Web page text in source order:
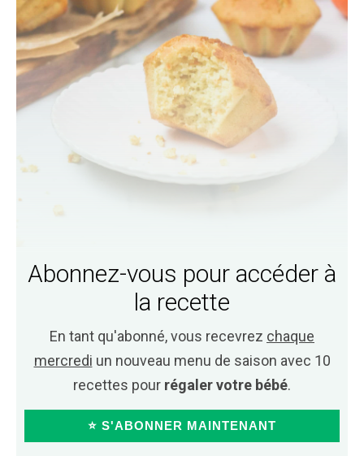
Abonnez-vous pour accéder à
la recette
En tant qu'abonné, vous recevrez chaque
mercredi un nouveau menu de saison avec 10
recettes pour régaler votre bébé.
⭐ S'ABONNER MAINTENANT